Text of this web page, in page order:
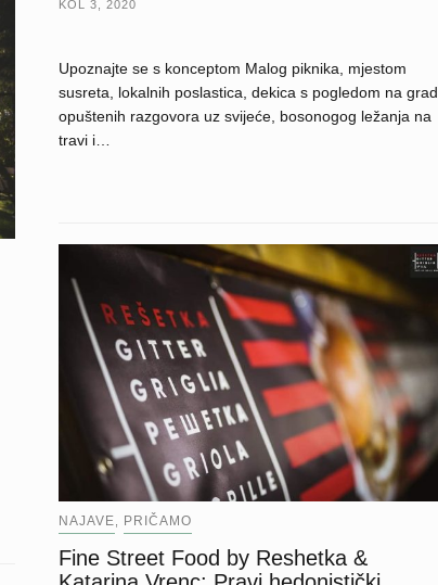
KOL 3, 2020
Upoznajte se s konceptom Malog piknika, mjestom
susreta, lokalnih poslastica, dekica s pogledom na grad,
opuštenih razgovora uz svijeće, bosonogog ležanja na
travi i…
NAJAVE PRIČAMO
Fine Street Food by Reshetka &